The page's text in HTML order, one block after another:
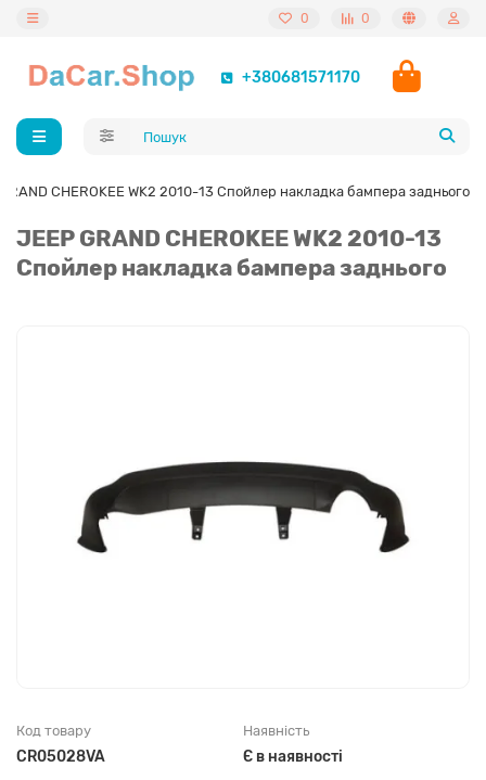
0 0
+380681571170
CHEROKEE WK2 2010-13 Спойлер накладка бампера заднього
JEEP GRAND CHEROKEE WK2 2010-13
Спойлер накладка бампера заднього
Код товару
CR05028VA
Наявність
Є в наявності